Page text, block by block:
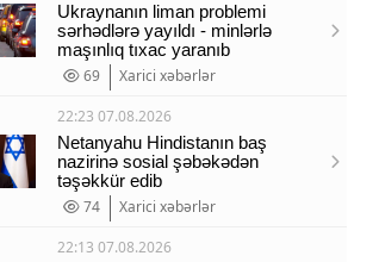
Ukraynanın liman problemi
sərhədlərə yayıldı - minlərlə
maşınlıq tıxac yaranıb
69
Xarici xəbərlər
22:23 07.08.2026
Netanyahu Hindistanın baş
nazirinə sosial şəbəkədən
təşəkkür edib
74
Xarici xəbərlər
22:13 07.08.2026